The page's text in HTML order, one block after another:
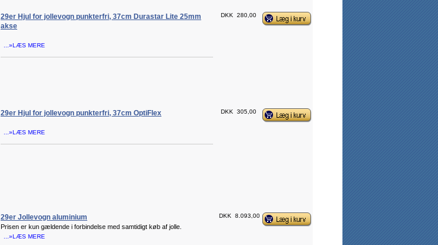
29er Hjul for jollevogn punkterfri, 37cm Durastar Lite 25mm
akse
...»LÆS MERE
DKK 280,00
29er Hjul for jollevogn punkterfri, 37cm OptiFlex
...»LÆS MERE
DKK 305,00
29er Jollevogn aluminium
Prisen er kun gældende i forbindelse med samtidigt køb af jolle.
...»LÆS MERE
DKK 8.093,00